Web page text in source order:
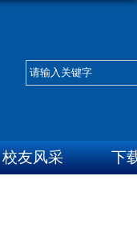
校友风采 下